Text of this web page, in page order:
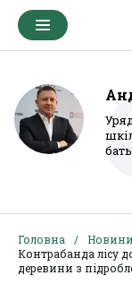
Головна Новини
Контрабанда лісу
деревини з